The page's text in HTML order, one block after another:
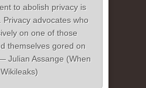
to abolish privacy is
Privacy advocates who
on one of those
themselves gored on
Julian Assange (When